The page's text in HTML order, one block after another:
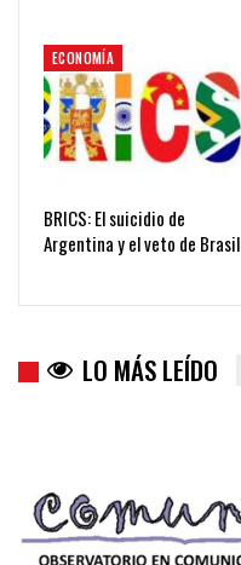
ECONOMÍA
BRICS: El suicidio de
Argentina y el veto de Brasil
LO MÁS LEÍDO